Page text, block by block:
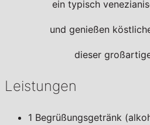
ein typisch
und genießen
dieser
Leistungen
1 Begrüßungsgetränk